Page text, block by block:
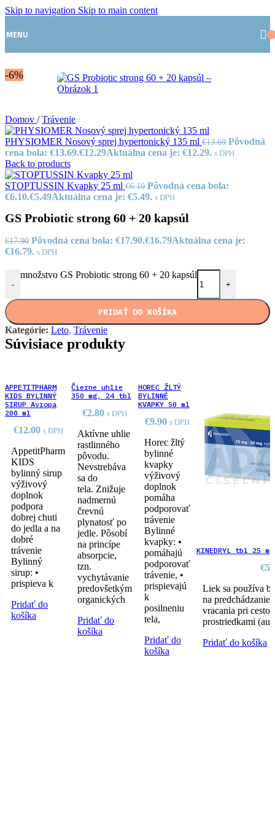
Skip to navigation Skip to main content
MENU
-6%
Domov / Trávenie
PHYSIOMER Nosový sprej hypertonický 135 ml €13.69 Pôvodná
cena bola: €13.69.€12.29Aktuálna cena je: €12.29. s DPH
Back to products
STOPTUSSIN Kvapky 25 ml €6.10 Pôvodná cena bola:
€6.10.€5.49Aktuálna cena je: €5.49. s DPH
GS Probiotic strong 60 + 20 kapsúl
€17.90 Pôvodná cena bola: €17.90.€16.79Aktuálna cena je:
€16.79. s DPH
-
množstvo GS Probiotic strong 60 + 20 kapsúl
+
PRIDAŤ DO KOŠÍKA
Kategórie: Leto, Trávenie
Súvisiace produkty
APPETITPHARM
KIDS BYLINNÝ
SIRUP Avropa
200 ml
€12.00 s DPH
AppetitPharm
KIDS
bylinný sirup
výživový
doplnok
podpora
dobrej chuti
do jedla a na
dobré
trávenie
Bylinný
sirup: •
prispieva k
Pridať do
košíka
Čierne uhlie
350 mg, 24 tbl
€2.80 s DPH
Aktívne uhlie
rastlinného
pôvodu.
Nevstrebáva
sa do
tela. Znižuje
nadmernú
črevnú
plynatosť po
jedle. Pôsobí
na princípe
absorpcie,
tzn.
vychytávanie
predovšetkým
organických
Pridať do
košíka
HOREC ŽLTÝ
BYLINNÉ
KVAPKY 50 ml
€9.90 s DPH
Horec žltý
bylinné
kvapky
výživový
doplnok
pomáha
podporovať
trávenie
Bylinné
kvapky: •
pomáhajú
podporovať
trávenie, •
prispievajú
k
posilneniu
tela,
Pridať do
košíka
KINEDRYL tbl 25
€
Liek sa používa
na
vracania pri
prostriedkami
Pridať do košíka